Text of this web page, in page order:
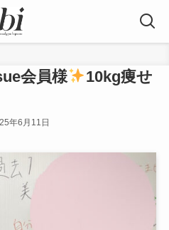
会員様
10kg痩せ
年6月11日